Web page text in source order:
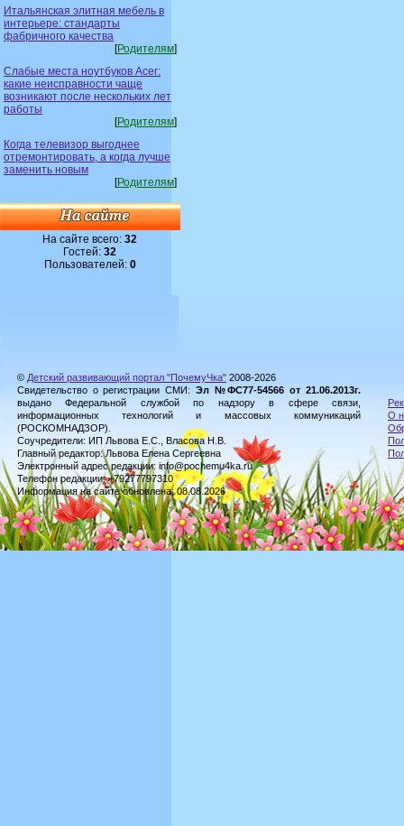
Итальянская элитная мебель в
интерьере: стандарты
фабричного качества
[Родителям]
Слабые места ноутбуков Acer:
какие неисправности чаще
возникают после нескольких лет
работы
[Родителям]
Когда телевизор выгоднее
отремонтировать, а когда лучше
заменить новым
[Родителям]
На сайте всего:32
Гостей:32
Пользователей: 0
© Детский развивающий портал "ПочемуЧка" 2008-2026
Свидетельство о регистрации СМИ: Эл №ФС77-54566 от 21.06.2013г.
выдано Федеральной службой по надзору в сфере связи,
информационных технологий и массовых коммуникаций
(РОСКОМНАДЗОР).
Соучредители: ИП Львова Е.С., Власова Н.В.
Главный редактор: Львова Елена Сергеевна
Электронный адрес редакции: info@pochemu4ka.ru
Телефон редакции: +79277797310
Информация на сайте обновлена: 08.08.2026
О